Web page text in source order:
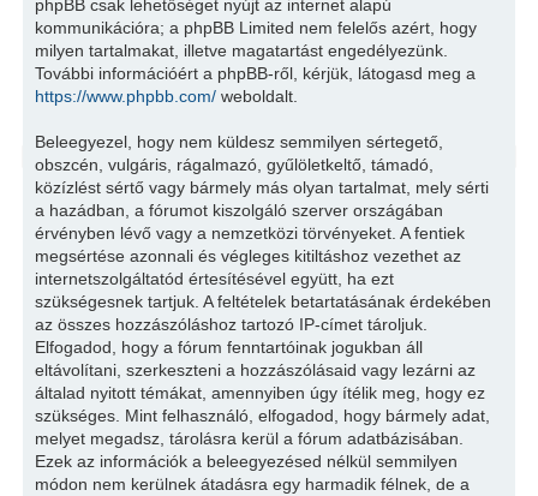
phpBB csak lehetőséget nyújt az internet alapú
kommunikációra; a phpBB Limited nem felelős azért, hogy
milyen tartalmakat, illetve magatartást engedélyezünk.
További információért a phpBB-ről, kérjük, látogasd meg a
https://www.phpbb.com/ weboldalt.
Beleegyezel, hogy nem küldesz semmilyen sértegető,
obszcén, vulgáris, rágalmazó, gyűlöletkeltő, támadó,
közízlést sértő vagy bármely más olyan tartalmat, mely sérti
a hazádban, a fórumot kiszolgáló szerver országában
érvényben lévő vagy a nemzetközi törvényeket. A fentiek
megsértése azonnali és végleges kitiltáshoz vezethet az
internetszolgáltatód értesítésével együtt, ha ezt
szükségesnek tartjuk. A feltételek betartatásának érdekében
az összes hozzászóláshoz tartozó IP-címet tároljuk.
Elfogadod, hogy a fórum fenntartóinak jogukban áll
eltávolítani, szerkeszteni a hozzászólásaid vagy lezárni az
általad nyitott témákat, amennyiben úgy ítélik meg, hogy ez
szükséges. Mint felhasználó, elfogadod, hogy bármely adat,
melyet megadsz, tárolásra kerül a fórum adatbázisában.
Ezek az információk a beleegyezésed nélkül semmilyen
módon nem kerülnek átadásra egy harmadik félnek, de a